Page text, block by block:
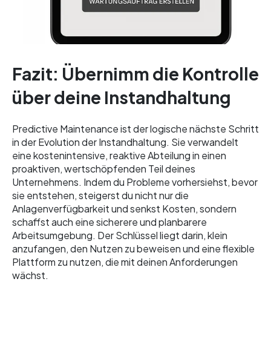
Fazit: Übernimm die Kontrolle
über deine Instandhaltung
Predictive Maintenance ist der logische nächste Schritt
in der Evolution der Instandhaltung. Sie verwandelt
eine kostenintensive, reaktive Abteilung in einen
proaktiven, wertschöpfenden Teil deines
Unternehmens. Indem du Probleme vorhersiehst, bevor
sie entstehen, steigerst du nicht nur die
Anlagenverfügbarkeit und senkst Kosten, sondern
schaffst auch eine sicherere und planbarere
Arbeitsumgebung. Der Schlüssel liegt darin, klein
anzufangen, den Nutzen zu beweisen und eine flexible
Plattform zu nutzen, die mit deinen Anforderungen
wächst.